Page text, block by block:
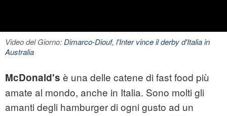
Video del Giorno:Dimarco-Diouf, l'Inter vince il derby d'Italia in
Australia
McDonald's è una delle catene di fast food più
amate al mondo, anche in Italia. Sono molti gli
amanti degli hamburger di ogni gusto ad un